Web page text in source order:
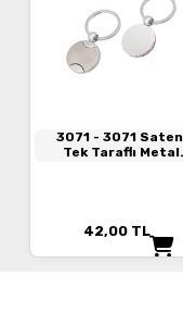
3071 - 3071 Saten
Tek Taraflı Metal
42,00 TL